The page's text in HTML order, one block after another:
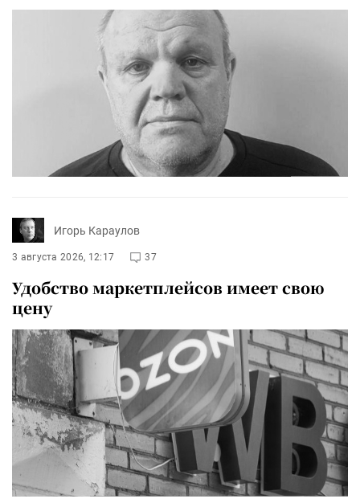
Игорь Караулов
3 августа 2026, 12:17 37
Удобство маркетплейсов имеет свою
цену